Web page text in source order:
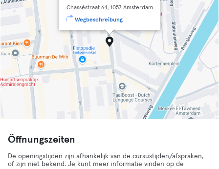
Chasséstraat 64, 1057 Amsterdam
Wegbeschreibung
Öffnungszeiten
De openingstijden zijn afhankelijk van de cursustijden/afspraken,
of zijn niet bekend. Je kunt meer informatie vinden op de